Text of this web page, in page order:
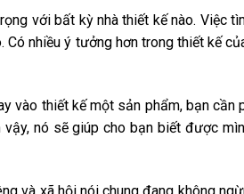
với bất kỳ nhà thiết kế nào. Việc
nhiều ý tưởng hơn trong thiết kế
vào thiết kế một sản phẩm, bạn cần
nó sẽ giúp cho bạn biết được
và xã hội nói chung đang không